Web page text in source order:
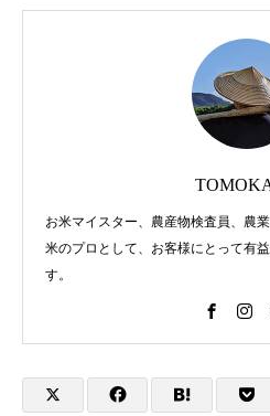
2019.03.19
お米マイスター、農産物検査員、農
米のプロとして、お客様にとって有
す。